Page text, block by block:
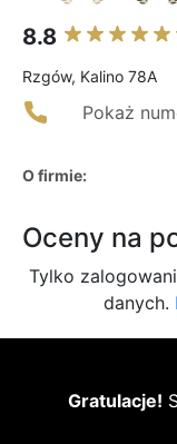
8.8
Rzgów, Kalino 78A
Pokaż
O firmie:
Oceny na
Tylko
danych.
Gratulacje!